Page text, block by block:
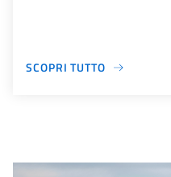
SCOPRI TUTTO